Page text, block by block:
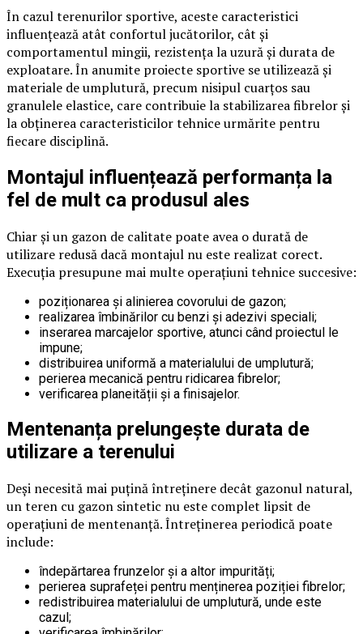
În cazul terenurilor sportive, aceste caracteristici
influențează atât confortul jucătorilor, cât și
comportamentul mingii, rezistența la uzură și durata de
exploatare. În anumite proiecte sportive se utilizează și
materiale de umplutură, precum nisipul cuarțos sau
granulele elastice, care contribuie la stabilizarea fibrelor și
la obținerea caracteristicilor tehnice urmărite pentru
fiecare disciplină.
Montajul influențează performanța la
fel de mult ca produsul ales
Chiar și un gazon de calitate poate avea o durată de
utilizare redusă dacă montajul nu este realizat corect.
Execuția presupune mai multe operațiuni tehnice succesive:
poziționarea și alinierea covorului de gazon;
realizarea îmbinărilor cu benzi și adezivi speciali;
inserarea marcajelor sportive, atunci când proiectul le
impune;
distribuirea uniformă a materialului de umplutură;
perierea mecanică pentru ridicarea fibrelor;
verificarea planeității și a finisajelor.
Mentenanța prelungește durata de
utilizare a terenului
Deși necesită mai puțină întreținere decât gazonul natural,
un teren cu gazon sintetic nu este complet lipsit de
operațiuni de mentenanță. Întreținerea periodică poate
include:
îndepărtarea frunzelor și a altor impurități;
perierea suprafeței pentru menținerea poziției fibrelor;
redistribuirea materialului de umplutură, unde este
cazul;